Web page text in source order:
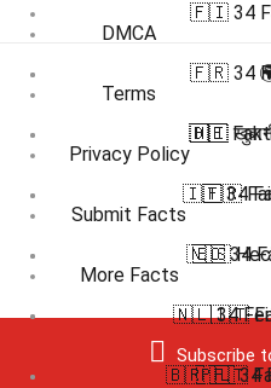
DMCA
Terms
Privacy Policy
Submit Facts
More Facts
Subscribe
🇫🇮 34
🇫🇷 34
🇭🇮
🇮🇹 34
🇳🇴 34
🇳🇱 34
🇵🇱 34
🇩🇪
🇫🇷
🇪🇸
🇮🇹
🇧🇷 🇵🇹